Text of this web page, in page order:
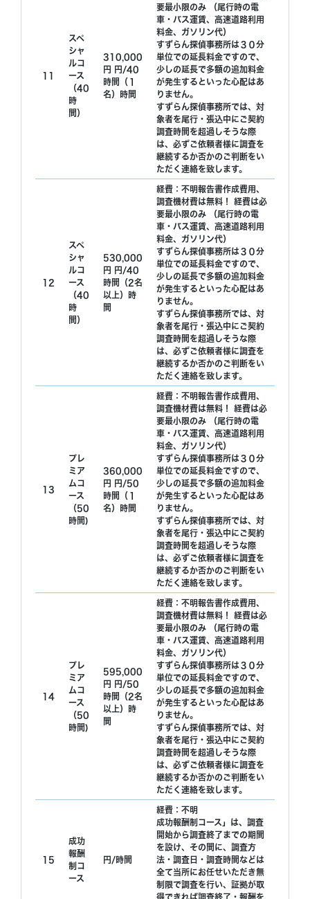
11
スペ
シャ
ルコ
ース
（40
時
間）
310,000
円 円/40
時間（１
名）時間
要最小限のみ （尾行時の電
車・バス運賃、高速道路利用
料金、ガソリン代）
すずらん探偵事務所は３０分
単位での延長料金ですので、
少しの延長で多額の追加料金
が発生するといった心配はあ
りません。
すずらん探偵事務所では、対
象者を尾行・張込中にご契約
調査時間を超過しそうな際
は、必ずご依頼者様に調査を
継続するか否かのご判断をい
ただく連絡を致します。
12
スペ
シャ
ルコ
ース
（40
時
間）
530,000
円 円/40
時間（2名
以上）時
間
経費：不明報告書作成費用、
調査機材費は無料！ 経費は必
要最小限のみ （尾行時の電
車・バス運賃、高速道路利用
料金、ガソリン代）
すずらん探偵事務所は３０分
単位での延長料金ですので、
少しの延長で多額の追加料金
が発生するといった心配はあ
りません。
すずらん探偵事務所では、対
象者を尾行・張込中にご契約
調査時間を超過しそうな際
は、必ずご依頼者様に調査を
継続するか否かのご判断をい
ただく連絡を致します。
13
プレ
ミア
ムコ
ース
（50
時間)
360,000
円 円/50
時間（１
名）時間
経費：不明報告書作成費用、
調査機材費は無料！ 経費は必
要最小限のみ （尾行時の電
車・バス運賃、高速道路利用
料金、ガソリン代）
すずらん探偵事務所は３０分
単位での延長料金ですので、
少しの延長で多額の追加料金
が発生するといった心配はあ
りません。
すずらん探偵事務所では、対
象者を尾行・張込中にご契約
調査時間を超過しそうな際
は、必ずご依頼者様に調査を
継続するか否かのご判断をい
ただく連絡を致します。
14
プレ
ミア
ムコ
ース
（50
時間)
595,000
円 円/50
時間（2名
以上）時
間
経費：不明報告書作成費用、
調査機材費は無料！ 経費は必
要最小限のみ （尾行時の電
車・バス運賃、高速道路利用
料金、ガソリン代）
すずらん探偵事務所は３０分
単位での延長料金ですので、
少しの延長で多額の追加料金
が発生するといった心配はあ
りません。
すずらん探偵事務所では、対
象者を尾行・張込中にご契約
調査時間を超過しそうな際
は、必ずご依頼者様に調査を
継続するか否かのご判断をい
ただく連絡を致します。
15
成功
報酬
制コ
ース
円/時間
経費：不明
成功報酬制コース」は、調査
開始から調査終了までの期間
を設け、その間に、調査方
法・調査日・調査時間などは
全て当所にお任せいただき無
制限で調査を行い、証拠が取
得できれば調査終了・報酬を